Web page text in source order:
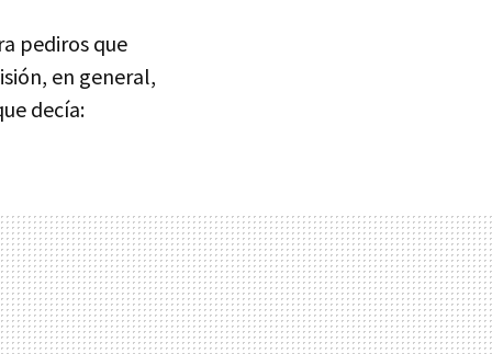
pediros que
en general,
decía: